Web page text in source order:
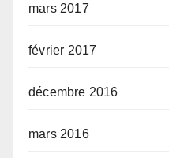
mars 2017
février 2017
décembre 2016
mars 2016